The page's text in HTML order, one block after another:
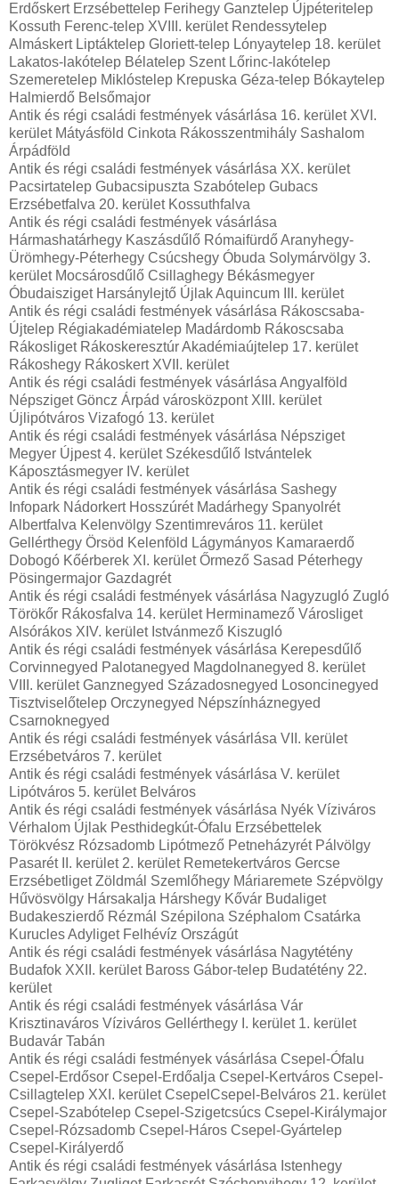
Erdőskert Erzsébettelep Ferihegy Ganztelep Újpéteritelep
Kossuth Ferenc-telep XVIII. kerület Rendessytelep
Almáskert Liptáktelep Gloriett-telep Lónyaytelep 18. kerület
Lakatos-lakótelep Bélatelep Szent Lőrinc-lakótelep
Szemeretelep Miklóstelep Krepuska Géza-telep Bókaytelep
Halmierdő Belsőmajor
Antik és régi családi festmények vásárlása 16. kerület XVI.
kerület Mátyásföld Cinkota Rákosszentmihály Sashalom
Árpádföld
Antik és régi családi festmények vásárlása XX. kerület
Pacsirtatelep Gubacsipuszta Szabótelep Gubacs
Erzsébetfalva 20. kerület Kossuthfalva
Antik és régi családi festmények vásárlása
Hármashatárhegy Kaszásdűlő Rómaifürdő Aranyhegy-
Ürömhegy-Péterhegy Csúcshegy Óbuda Solymárvölgy 3.
kerület Mocsárosdűlő Csillaghegy Békásmegyer
Óbudaisziget Harsánylejtő Újlak Aquincum III. kerület
Antik és régi családi festmények vásárlása Rákoscsaba-
Újtelep Régiakadémiatelep Madárdomb Rákoscsaba
Rákosliget Rákoskeresztúr Akadémiaújtelep 17. kerület
Rákoshegy Rákoskert XVII. kerület
Antik és régi családi festmények vásárlása Angyalföld
Népsziget Göncz Árpád városközpont XIII. kerület
Újlipótváros Vizafogó 13. kerület
Antik és régi családi festmények vásárlása Népsziget
Megyer Újpest 4. kerület Székesdűlő Istvántelek
Káposztásmegyer IV. kerület
Antik és régi családi festmények vásárlása Sashegy
Infopark Nádorkert Hosszúrét Madárhegy Spanyolrét
Albertfalva Kelenvölgy Szentimreváros 11. kerület
Gellérthegy Örsöd Kelenföld Lágymányos Kamaraerdő
Dobogó Kőérberek XI. kerület Őrmező Sasad Péterhegy
Pösingermajor Gazdagrét
Antik és régi családi festmények vásárlása Nagyzugló Zugló
Törökőr Rákosfalva 14. kerület Herminamező Városliget
Alsórákos XIV. kerület Istvánmező Kiszugló
Antik és régi családi festmények vásárlása Kerepesdűlő
Corvinnegyed Palotanegyed Magdolnanegyed 8. kerület
VIII. kerület Ganznegyed Századosnegyed Losoncinegyed
Tisztviselőtelep Orczynegyed Népszínháznegyed
Csarnoknegyed
Antik és régi családi festmények vásárlása VII. kerület
Erzsébetváros 7. kerület
Antik és régi családi festmények vásárlása V. kerület
Lipótváros 5. kerület Belváros
Antik és régi családi festmények vásárlása Nyék Víziváros
Vérhalom Újlak Pesthidegkút-Ófalu Erzsébettelek
Törökvész Rózsadomb Lipótmező Petneházyrét Pálvölgy
Pasarét II. kerület 2. kerület Remetekertváros Gercse
Erzsébetliget Zöldmál Szemlőhegy Máriaremete Szépvölgy
Hűvösvölgy Hársakalja Hárshegy Kővár Budaliget
Budakeszierdő Rézmál Szépilona Széphalom Csatárka
Kurucles Adyliget Felhévíz Országút
Antik és régi családi festmények vásárlása Nagytétény
Budafok XXII. kerület Baross Gábor-telep Budatétény 22.
kerület
Antik és régi családi festmények vásárlása Vár
Krisztinaváros Víziváros Gellérthegy I. kerület 1. kerület
Budavár Tabán
Antik és régi családi festmények vásárlása Csepel-Ófalu
Csepel-Erdősor Csepel-Erdőalja Csepel-Kertváros Csepel-
Csillagtelep XXI. kerület CsepelCsepel-Belváros 21. kerület
Csepel-Szabótelep Csepel-Szigetcsúcs Csepel-Királymajor
Csepel-Rózsadomb Csepel-Háros Csepel-Gyártelep
Csepel-Királyerdő
Antik és régi családi festmények vásárlása Istenhegy